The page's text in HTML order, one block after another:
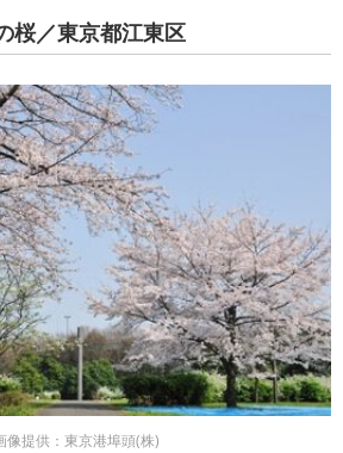
桜／東京都江東区
像提供：東京港埠頭(株)